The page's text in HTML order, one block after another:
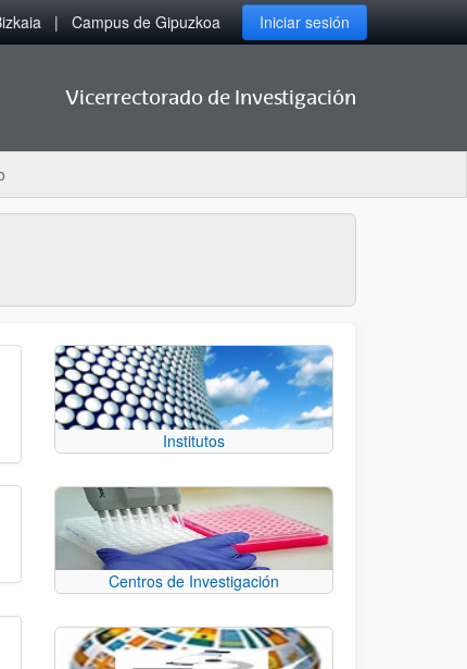
Campus de Gipuzkoa Iniciar sesión
Vicerrectorado de Investigación
Institutos
Centros de Investigación